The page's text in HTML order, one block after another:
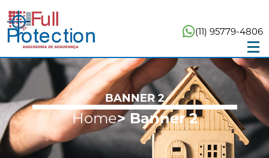
(11) 95779-4806
BANNER 2
Home> Banner 2